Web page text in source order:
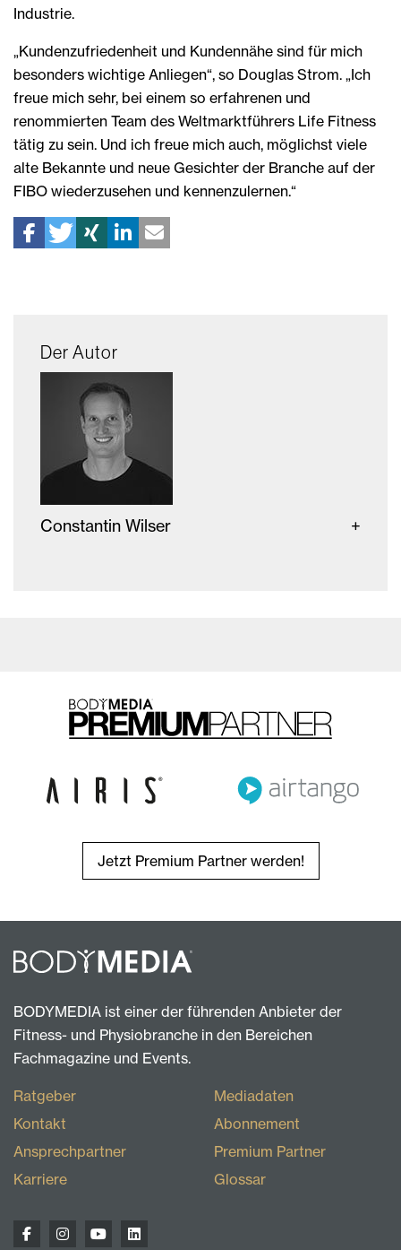
Industrie.
„Kundenzufriedenheit und Kundennähe sind für mich
besonders wichtige Anliegen“, so Douglas Strom. „Ich
freue mich sehr, bei einem so erfahrenen und
renommierten Team des Weltmarktführers Life Fitness
tätig zu sein. Und ich freue mich auch, möglichst viele
alte Bekannte und neue Gesichter der Branche auf der
FIBO wiederzusehen und kennenzulernen.“
Der Autor
Constantin Wilser
Jetzt Premium Partner werden!
BODYMEDIA ist einer der führenden Anbieter der
Fitness- und Physiobranche in den Bereichen
Fachmagazine und Events.
Ratgeber
Kontakt
Ansprechpartner
Karriere
Mediadaten
Abonnement
Premium Partner
Glossar